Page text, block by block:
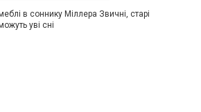
в соннику Міллера Звичні, старі
уві сні